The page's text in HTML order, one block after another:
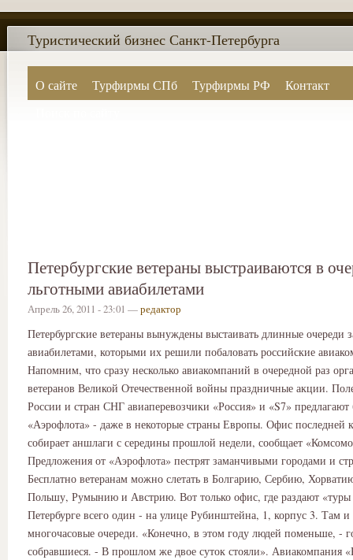
О сайте Турфирмы СПб Турфирмы РФ
Контакт
Туристический бизнес Санкт-Петербурга
Петербургские ветераны выстраиваются в
льготными авиабилетами
Апрель 26, 2011 - 23:01 —редактор
Петербургские ветераны вынуждены выстаивать длинные очереди
авиабилетами, которыми их решили побаловать российские
Напомним, что сразу несколько авиакомпаний в очередной раз
ветеранов Великой Отечественной войны праздничные акции.
России и стран СНГ авиаперевозчики «Россия» и «S7» предлагают
«Аэрофлота» - даже в некоторые страны Европы. Офис последней
собирает аншлаги с середины прошлой недели, сообщает
Предложения от «Аэрофлота» пестрят заманчивыми городами и
Бесплатно ветеранам можно слетать в Болгарию, Сербию,
Польшу, Румынию и Австрию. Вот только офис, где раздают
Петербурге всего один - на улице Рубинштейна, 1, корпус 3. Там и
многочасовые очереди. «Конечно, в этом году людей поменьше, -
собравшиеся. - В прошлом же двое суток стояли». Авиакомпания